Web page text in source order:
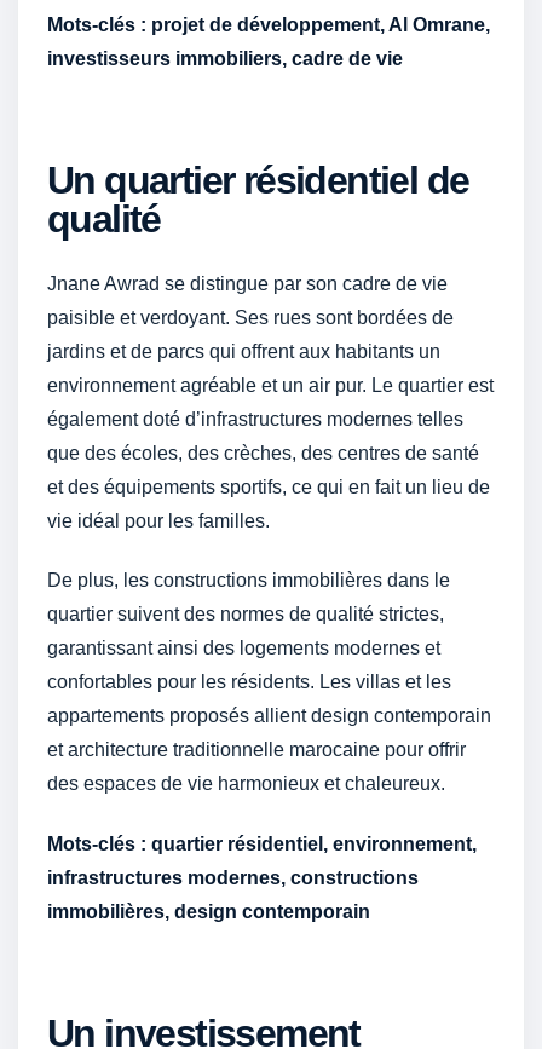
Mots-clés : projet de développement, Al Omrane,
investisseurs immobiliers, cadre de vie
Un quartier résidentiel de
qualité
Jnane Awrad se distingue par son cadre de vie
paisible et verdoyant. Ses rues sont bordées de
jardins et de parcs qui offrent aux habitants un
environnement agréable et un air pur. Le quartier est
également doté d’infrastructures modernes telles
que des écoles, des crèches, des centres de santé
et des équipements sportifs, ce qui en fait un lieu de
vie idéal pour les familles.
De plus, les constructions immobilières dans le
quartier suivent des normes de qualité strictes,
garantissant ainsi des logements modernes et
confortables pour les résidents. Les villas et les
appartements proposés allient design contemporain
et architecture traditionnelle marocaine pour offrir
des espaces de vie harmonieux et chaleureux.
Mots-clés : quartier résidentiel, environnement,
infrastructures modernes, constructions
immobilières, design contemporain
Un investissement